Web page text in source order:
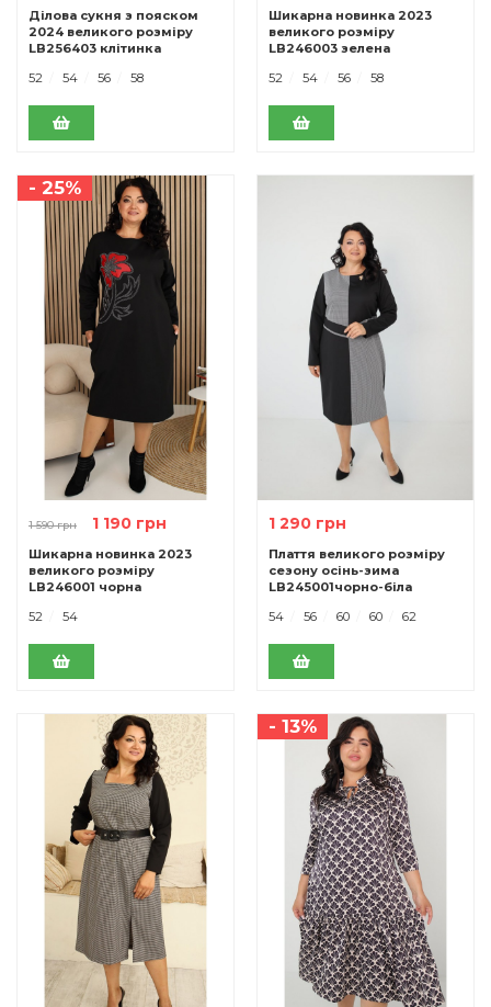
Ділова сукня з пояском
2024 великого розміру
LB256403 клітинка
52
54 56 58
Шикарна новинка 2023
великого розміру
LB246003 зелена
52
54 56 58
- 25%
1 590 грн 1 190 грн
Шикарна новинка 2023
великого розміру
LB246001 чорна
52
54
1 290 грн
Плаття великого розміру
сезону осінь-зима
LB245001чорно-біла
54
56 60 60 62
- 13%